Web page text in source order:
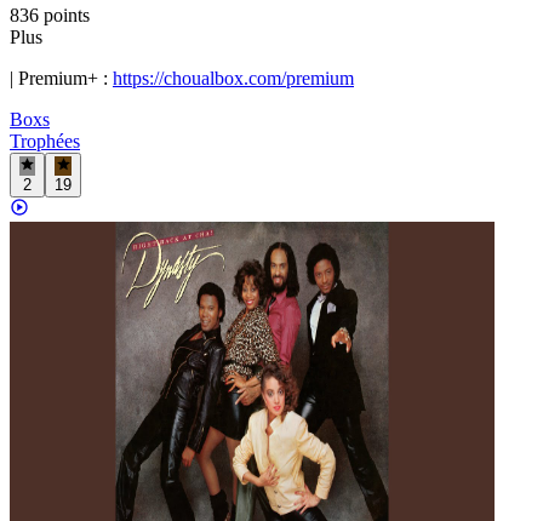
836 points
Plus
| Premium+ : https://choualbox.com/premium
Boxs
Trophées
2 19